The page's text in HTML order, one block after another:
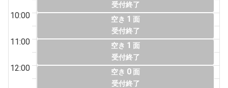
10:00
11:00
12:00
受付終了
空き 1 面
受付終了
空き 1 面
受付終了
空き 0面
受付終了